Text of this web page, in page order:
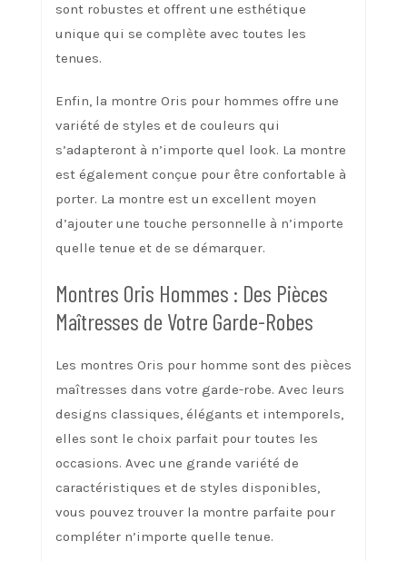
sont robustes et offrent une esthétique
unique qui se complète avec toutes les
tenues.
Enfin, la montre Oris pour hommes offre une
variété de styles et de couleurs qui
s’adapteront à n’importe quel look. La montre
est également conçue pour être confortable à
porter. La montre est un excellent moyen
d’ajouter une touche personnelle à n’importe
quelle tenue et de se démarquer.
Montres Oris Hommes : Des Pièces
Maîtresses de Votre Garde-Robes
Les montres Oris pour homme sont des pièces
maîtresses dans votre garde-robe. Avec leurs
designs classiques, élégants et intemporels,
elles sont le choix parfait pour toutes les
occasions. Avec une grande variété de
caractéristiques et de styles disponibles,
vous pouvez trouver la montre parfaite pour
compléter n’importe quelle tenue.